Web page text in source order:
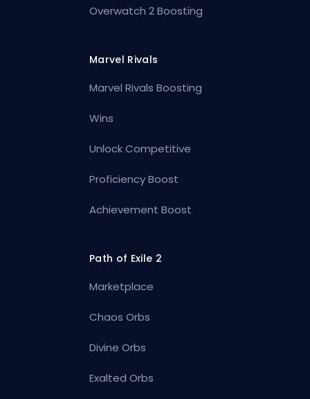
Overwatch 2 Boosting
Marvel Rivals
Marvel Rivals Boosting
Wins
Unlock Competitive
Proficiency Boost
Achievement Boost
Path of Exile 2
Marketplace
Chaos Orbs
Divine Orbs
Exalted Orbs